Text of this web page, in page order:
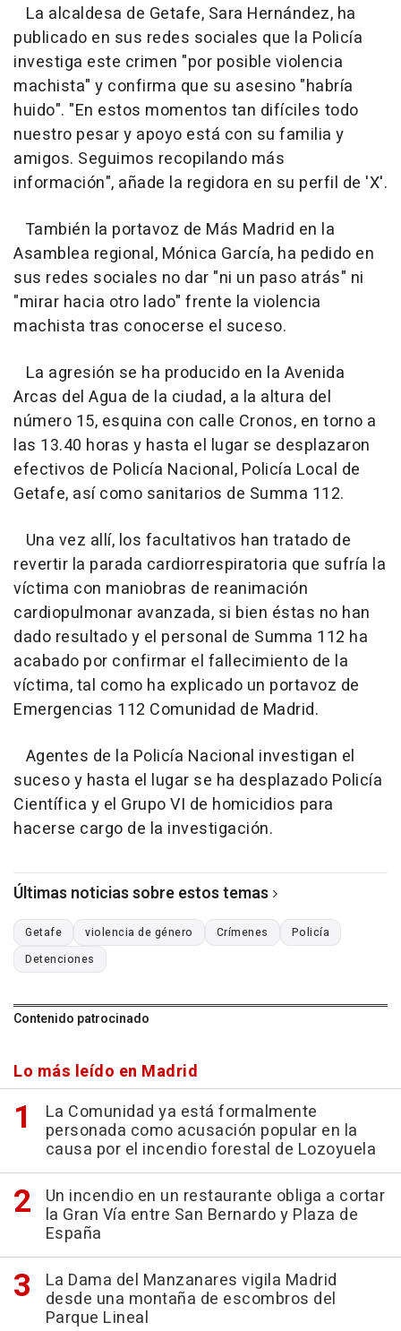
La alcaldesa de Getafe, Sara Hernández, ha
publicado en sus redes sociales que la Policía
investiga este crimen "por posible violencia
machista" y confirma que su asesino "habría
huido". "En estos momentos tan difíciles todo
nuestro pesar y apoyo está con su familia y
amigos. Seguimos recopilando más
información", añade la regidora en su perfil de 'X'.
También la portavoz de Más Madrid en la
Asamblea regional, Mónica García, ha pedido en
sus redes sociales no dar "ni un paso atrás" ni
"mirar hacia otro lado" frente la violencia
machista tras conocerse el suceso.
La agresión se ha producido en la Avenida
Arcas del Agua de la ciudad, a la altura del
número 15, esquina con calle Cronos, en torno a
las 13.40 horas y hasta el lugar se desplazaron
efectivos de Policía Nacional, Policía Local de
Getafe, así como sanitarios de Summa 112.
Una vez allí, los facultativos han tratado de
revertir la parada cardiorrespiratoria que sufría la
víctima con maniobras de reanimación
cardiopulmonar avanzada, si bien éstas no han
dado resultado y el personal de Summa 112 ha
acabado por confirmar el fallecimiento de la
víctima, tal como ha explicado un portavoz de
Emergencias 112 Comunidad de Madrid.
Agentes de la Policía Nacional investigan el
suceso y hasta el lugar se ha desplazado Policía
Científica y el Grupo VI de homicidios para
hacerse cargo de la investigación.
Últimas noticias sobre estos temas
Getafe violencia de género Crímenes
Policía
Detenciones
Contenido patrocinado
Lo más leído en Madrid
La Comunidad ya está formalmente
personada como acusación popular en la
causa por el incendio forestal de Lozoyuela
Un incendio en un restaurante obliga a cortar
la Gran Vía entre San Bernardo y Plaza de
España
La Dama del Manzanares vigila Madrid
desde una montaña de escombros del
Parque Lineal